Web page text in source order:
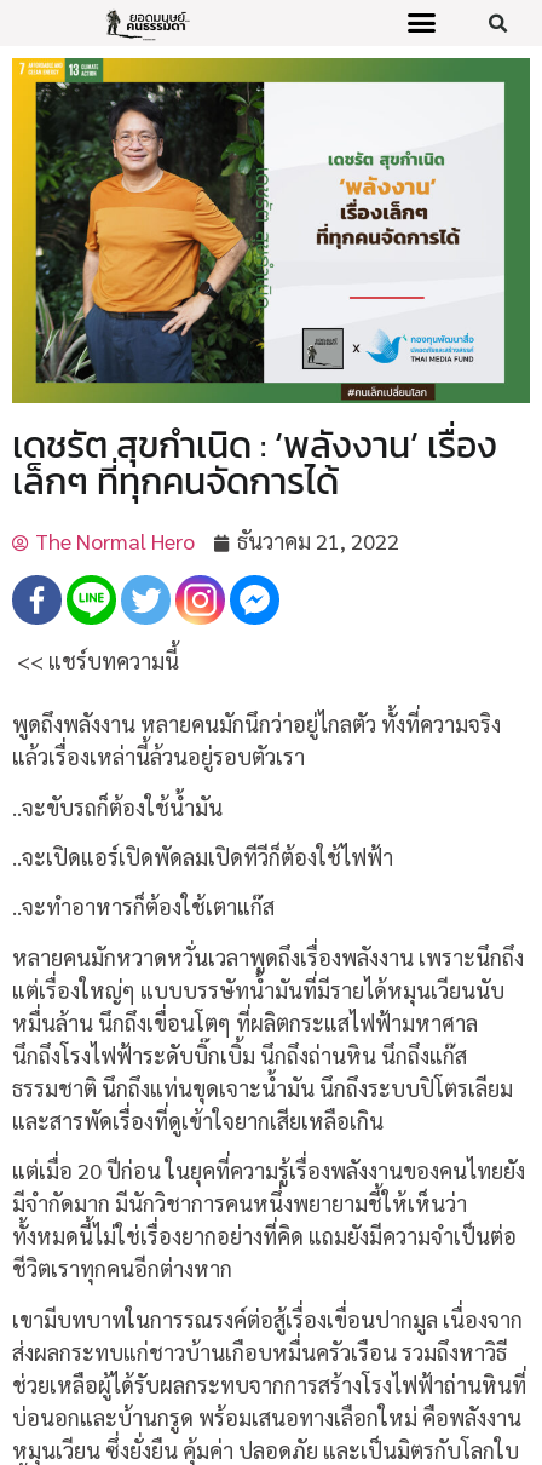
เดชรัต สุขกำเนิด : ‘พลังงาน’ เรื่อง
เล็กๆ ที่ทุกคนจัดการได้
The Normal Hero ธันวาคม 21, 2022
<< แชร์บทความนี้
พูดถึงพลังงาน หลายคนมักนึกว่าอยู่ไกลตัว ทั้งที่ความจริง
แล้วเรื่องเหล่านี้ล้วนอยู่รอบตัวเรา
..จะขับรถก็ต้องใช้น้ำมัน
..จะเปิดแอร์เปิดพัดลมเปิดทีวีก็ต้องใช้ไฟฟ้า
..จะทำอาหารก็ต้องใช้เตาแก๊ส
หลายคนมักหวาดหวั่นเวลาพูดถึงเรื่องพลังงาน เพราะนึกถึง
แต่เรื่องใหญ่ๆ แบบบรรษัทน้ำมันที่มีรายได้หมุนเวียนนับ
หมื่นล้าน นึกถึงเขื่อนโตๆ ที่ผลิตกระแสไฟฟ้ามหาศาล
นึกถึงโรงไฟฟ้าระดับบิ๊กเบิ้ม นึกถึงถ่านหิน นึกถึงแก๊ส
ธรรมชาติ นึกถึงแท่นขุดเจาะน้ำมัน นึกถึงระบบปิโตรเลียม
และสารพัดเรื่องที่ดูเข้าใจยากเสียเหลือเกิน
แต่เมื่อ 20 ปีก่อน ในยุคที่ความรู้เรื่องพลังงานของคนไทยยัง
มีจำกัดมาก มีนักวิชาการคนหนึ่งพยายามชี้ให้เห็นว่า
ทั้งหมดนี้ไม่ใช่เรื่องยากอย่างที่คิด แถมยังมีความจำเป็นต่อ
ชีวิตเราทุกคนอีกต่างหาก
เขามีบทบาทในการรณรงค์ต่อสู้เรื่องเขื่อนปากมูล เนื่องจาก
ส่งผลกระทบแก่ชาวบ้านเกือบหมื่นครัวเรือน รวมถึงหาวิธี
ช่วยเหลือผู้ได้รับผลกระทบจากการสร้างโรงไฟฟ้าถ่านหินที่
บ่อนอกและบ้านกรูด พร้อมเสนอทางเลือกใหม่ คือพลังงาน
หมุนเวียน ซึ่งยั่งยืน คุ้มค่า ปลอดภัย และเป็นมิตรกับโลกใบ